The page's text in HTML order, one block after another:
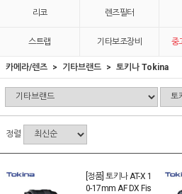
리코 렌즈필터
스트랩 기타보조장비 중
카메라/렌즈 기타브랜드 토키나 Tokina
정렬
[정품] 토키나 AT-X 1
0-17mm AF DX Fis